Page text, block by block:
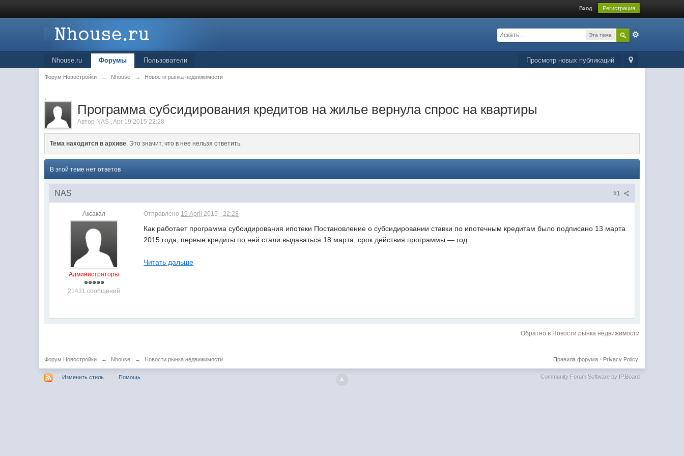
Вход Регистрация
Эта тема
Просмотр новых публикаций
Nhouse.ru Форумы Пользователи
Форум Новостройки → Nhouse → Новости рынка недвижимости
.
Программа субсидирования кредитов на жилье вернула спрос на квартиры
Автор NAS ,Apr 19 2015 22:28
Тема находится в архиве. Это значит, что в нее нельзя ответить.
В этой теме нет ответов
#1
NAS
Аксакал
Администраторы
21431 сообщений
Отправлено 19 April 2015 - 22:28
Как работает программа субсидирования ипотеки Постановление о субсидировании ставки по ипотечным кредитам было подписано 13 марта
2015 года, первые кредиты по ней стали выдаваться 18 марта, срок действия программы — год.
Читать дальше
Обратно в Новости рынка недвижимости
Форум Новостройки → Nhouse → Новости рынка недвижимости Privacy Policy
Правила форума·
Изменить стиль Помощь Community Forum Software by IP.Board